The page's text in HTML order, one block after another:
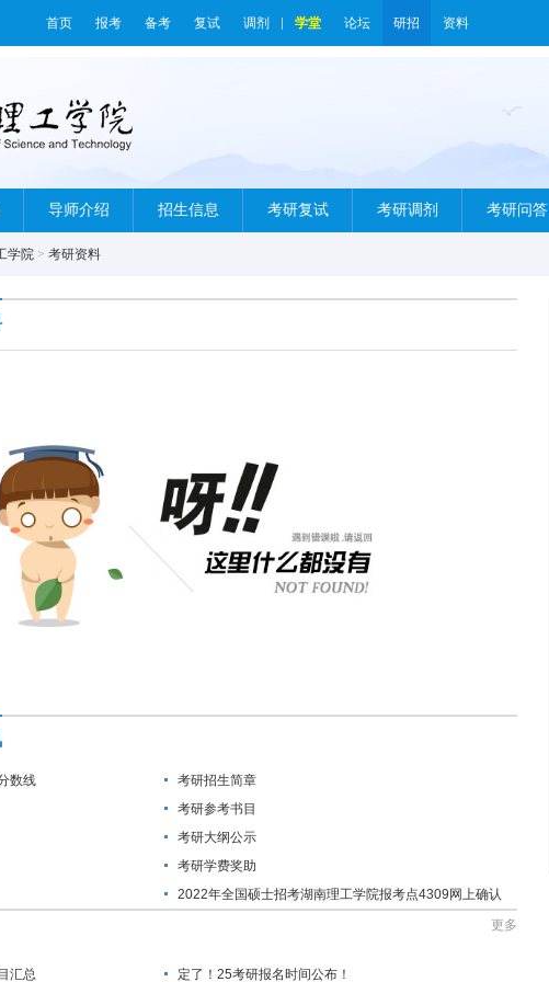
首页 报考 备考 复试 调剂 学堂 论坛 研招 资料
导师介绍 招生信息 考研复试 考研调剂 考研问答
学院 > 考研资料
数线
考研招生简章
考研参考书目
考研大纲公示
考研学费奖助
2022年全国硕士招考湖南理工学院报考点4309网上确认
更多
汇总 定了！25考研报名时间公布！